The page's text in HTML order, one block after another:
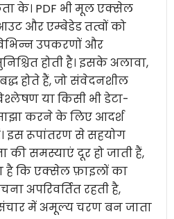
के। PDF भी मूल एक्सेल
और एम्बेडेड तत्वों को
उपकरणों और
होती है। इसके अलावा,
होते हैं, जो संवेदनशील
विश्लेषण या किसी भी डेटा-
करने के लिए आदर्श
इस रूपांतरण से सहयोग
की समस्याएं दूर हो जाती हैं,
है कि एक्सेल फ़ाइलों का
अपरिवर्तित रहती है,
संचार में अमूल्य चरण बन जाता